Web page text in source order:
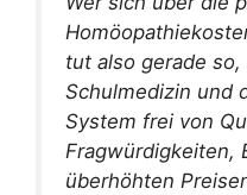
tut also gerade so,
Schulmedizin und
System frei von
Fragwürdigkeiten,
überhöhten